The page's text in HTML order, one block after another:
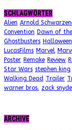
SCHLAGWÖRTER
Alien Arnold
Convention Dawn of
Ghostbusters Halloween
LucasFilms Marvel
Poster Remake Review
Star Wars stephen king
Walking Dead Trailer
warner bros. zack
ARCHIVE